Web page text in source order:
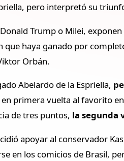
pero interpretó su
Trump o Milei,
que haya ganado por
Orbán.
Abelardo de la Espriella,
primera vuelta al favorito
de tres puntos, la segunda
apoyar al conservador
en los comicios de Brasil,